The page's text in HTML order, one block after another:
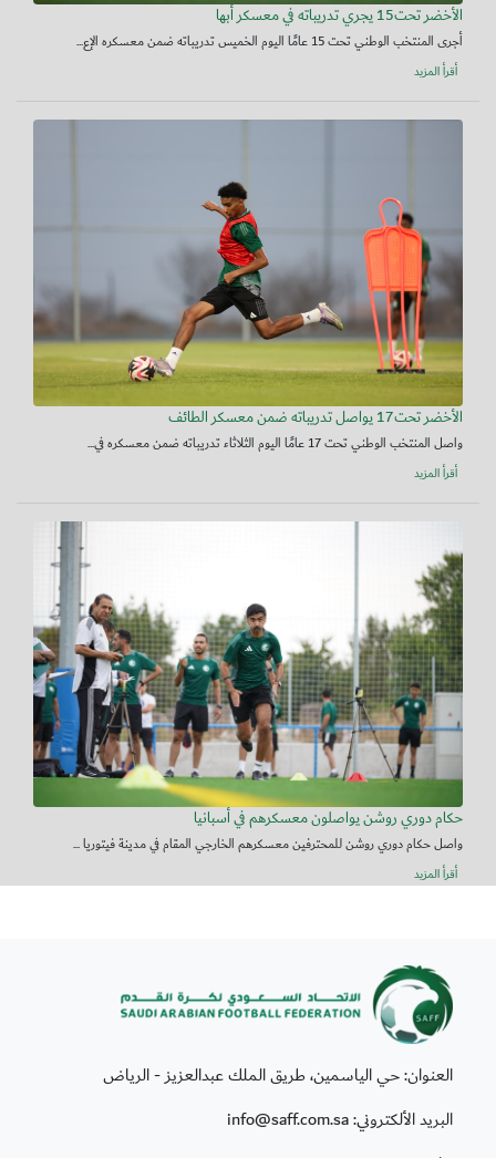
الأخضر تحت15 يجري تدريباته في معسكر أبها
أجرى المنتخب الوطني تحت 15 عامًا اليوم الخميس تدريباته ضمن معسكره الإع...
أقرأ المزيد
الأخضر تحت17 يواصل تدريباته ضمن معسكر الطائف
واصل المنتخب الوطني تحت 17 عامًا اليوم الثلاثاء تدريباته ضمن معسكره في...
أقرأ المزيد
حكام دوري روشن يواصلون معسكرهم في أسبانيا
واصل حكام دوري روشن للمحترفين معسكرهم الخارجي المقام في مدينة فيتوريا ...
أقرأ المزيد
العنوان: حي الياسمين، طريق الملك عبدالعزيز - الرياض
البريد الألكتروني: info@saff.com.sa